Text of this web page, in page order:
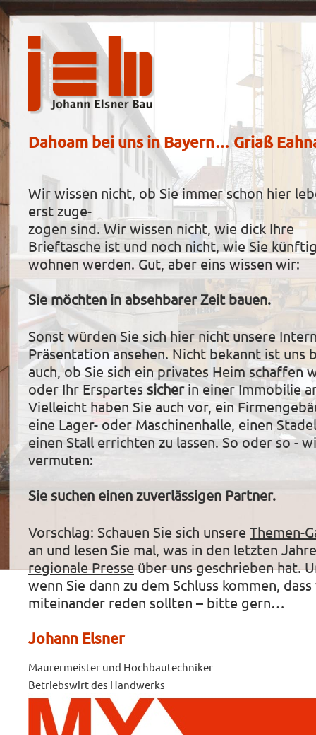
Dahoam bei uns in Bayern… Griaß
Wir wissen nicht, ob Sie immer schon hier
erst zuge-
zogen sind. Wir wissen nicht, wie dick Ihre
Brieftasche ist und noch nicht, wie Sie
wohnen werden. Gut, aber eins wissen wir:
Sie möchten in absehbarer Zeit bauen.
Sonst würden Sie sich hier nicht unsere
Präsentation ansehen. Nicht bekannt ist uns
auch, ob Sie sich ein privates Heim schaffen
oder Ihr Erspartes sicherin einer Immobilie
Vielleicht haben Sie auch vor, ein
eine Lager- oder Maschinenhalle, einen
einen Stall errichten zu lassen. So oder so -
vermuten:
Sie suchen einen zuverlässigen Partner.
Vorschlag: Schauen Sie sich unsere Themen-
an und lesen Sie mal, was in den letzten
regionale Presseüber uns geschrieben hat.
wenn Sie dann zu dem Schluss kommen,
miteinander reden sollten – bitte gern…
Johann Elsner
Maurermeister und Hochbautechniker
Betriebswirt des Handwerks